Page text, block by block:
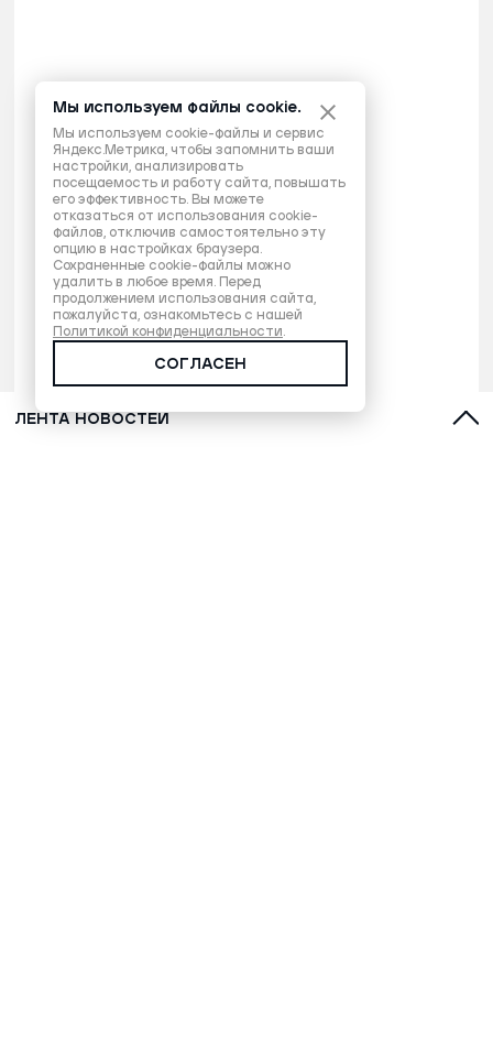
ЛЕНТА НОВОСТЕЙ
Мы используем файлы cookie.
Мы используем cookie-файлы и сервис
Яндекс.Метрика, чтобы запомнить ваши
настройки, анализировать
посещаемость и работу сайта, повышать
его эффективность. Вы можете
отказаться от использования cookie-
файлов, отключив самостоятельно эту
опцию в настройках браузера.
Сохраненные cookie-файлы можно
удалить в любое время. Перед
продолжением использования сайта,
пожалуйста, ознакомьтесь с нашей
Политикой конфиденциальности.
СОГЛАСЕН